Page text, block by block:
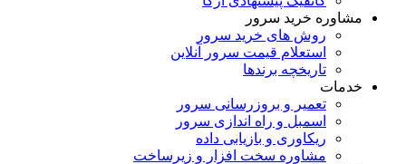
مشاوره خرید سرور
روش های خرید سرور
استعلام قیمت سرور آنلاین
تاریخچه برندها
خدمات
تعمیر و بروزرسانی سرور
اسمبل و راه اندازی سرور
ریکاوری و بازیابی داده
مشاوره سخت افزار و زیرساخت